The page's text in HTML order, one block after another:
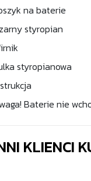
na baterie
styropian
styropianowa
Baterie nie
KLIENCI